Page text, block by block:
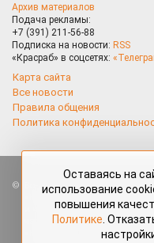
Архив материалов
Подача рекламы:
+7 (391) 211-56-88
Подписка на новости: RSS
«Красраб» в соцсетях:
Карта сайта
Все новости
Правила общения
Политика
Все права защищены.
«Красраб.ру»
и читателями, являются
частичное использование
«Красраб.ру», допускается
Оставаясь на
использование
повышения
Политике .